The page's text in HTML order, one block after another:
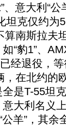
、意大利“
坦克仅约为
南斯拉夫
“豹1”、
经退役，
在北约的
是T-55坦
大利名义
羊”，其余